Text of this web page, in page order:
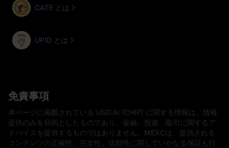
CATE とは
UPID とは
免責事項
本ページに掲載されている USD.AI (CHIP) に関する情報は、情報
提供のみを目的としたものであり、金融、投資、取引に関するア
ドバイスを提供するものではありません。MEXCは、提供される
コンテンツの正確性、完全性、信頼性に関していかなる保証も行